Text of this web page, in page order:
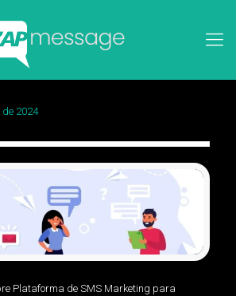
de 2024
Plataforma de SMS Marketing para